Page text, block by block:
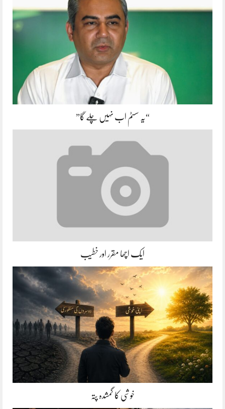
“یہ سسٹم اب نہیں چلے گا”
ایک اچھا مقرر اور خطیب
خوشی کا گمشدہ پتہ